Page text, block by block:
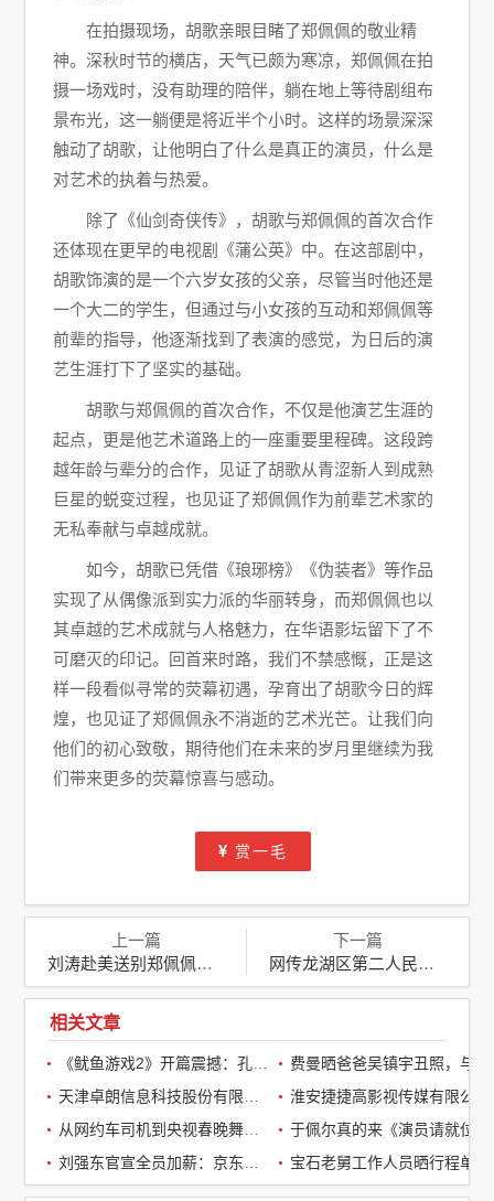
在拍摄现场，胡歌亲眼目睹了郑佩佩的敬业精
神。深秋时节的横店，天气已颇为寒凉，郑佩佩在拍
摄一场戏时，没有助理的陪伴，躺在地上等待剧组布
景布光，这一躺便是将近半个小时。这样的场景深深
触动了胡歌，让他明白了什么是真正的演员，什么是
对艺术的执着与热爱。
除了《仙剑奇侠传》，胡歌与郑佩佩的首次合作
还体现在更早的电视剧《蒲公英》中。在这部剧中，
胡歌饰演的是一个六岁女孩的父亲，尽管当时他还是
一个大二的学生，但通过与小女孩的互动和郑佩佩等
前辈的指导，他逐渐找到了表演的感觉，为日后的演
艺生涯打下了坚实的基础。
胡歌与郑佩佩的首次合作，不仅是他演艺生涯的
起点，更是他艺术道路上的一座重要里程碑。这段跨
越年龄与辈分的合作，见证了胡歌从青涩新人到成熟
巨星的蜕变过程，也见证了郑佩佩作为前辈艺术家的
无私奉献与卓越成就。
如今，胡歌已凭借《琅琊榜》《伪装者》等作品
实现了从偶像派到实力派的华丽转身，而郑佩佩也以
其卓越的艺术成就与人格魅力，在华语影坛留下了不
可磨灭的印记。回首来时路，我们不禁感慨，正是这
样一段看似寻常的荧幕初遇，孕育出了胡歌今日的辉
煌，也见证了郑佩佩永不消逝的艺术光芒。让我们向
他们的初心致敬，期待他们在未来的岁月里继续为我
们带来更多的荧幕惊喜与感动。
赏一毛
上一篇
刘涛赴美送别郑佩佩：跨越国界的关怀与怀念
下一篇
网传龙湖区第二人民医院院长事件：职业道德受质疑
相关文章
淮安捷捷高影视传媒有限公司